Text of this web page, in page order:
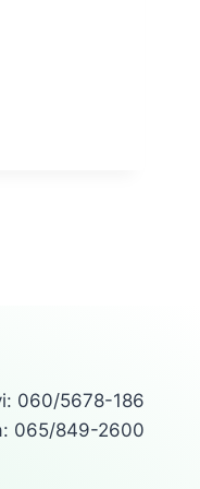
060/5678-186
065/849-2600